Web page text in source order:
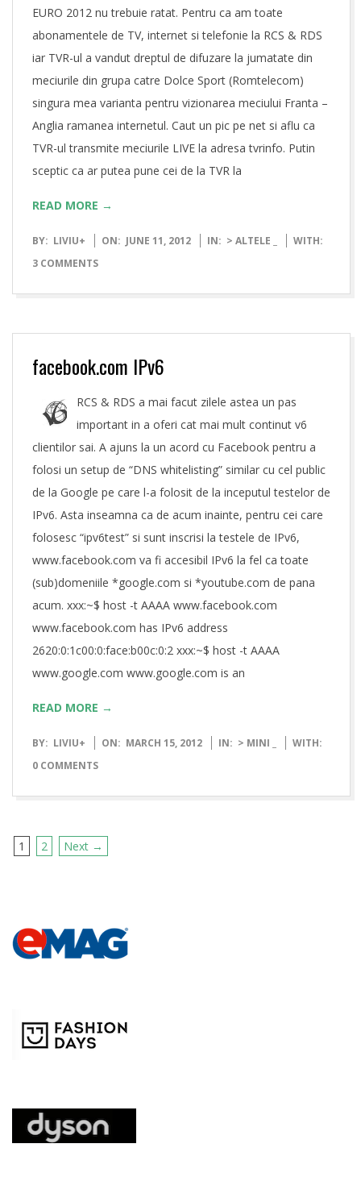
EURO 2012 nu trebuie ratat. Pentru ca am toate
abonamentele de TV, internet si telefonie la RCS & RDS
iar TVR-ul a vandut dreptul de difuzare la jumatate din
meciurile din grupa catre Dolce Sport (Romtelecom)
singura mea varianta pentru vizionarea meciului Franta –
Anglia ramanea internetul. Caut un pic pe net si aflu ca
TVR-ul transmite meciurile LIVE la adresa tvrinfo. Putin
sceptic ca ar putea pune cei de la TVR la
READ MORE →
2012-
06-
BY: LIVIU+ ON: JUNE 11, 2012 IN: > ALTELE _
WITH:
3 COMMENTS
facebook.com IPv6
RCS & RDS a mai facut zilele astea un pas
important in a oferi cat mai mult continut v6
clientilor sai. A ajuns la un acord cu Facebook pentru a
folosi un setup de “DNS whitelisting” similar cu cel public
de la Google pe care l-a folosit de la inceputul testelor de
IPv6. Asta inseamna ca de acum inainte, pentru cei care
folosesc “ipv6test” si sunt inscrisi la testele de IPv6,
www.facebook.com va fi accesibil IPv6 la fel ca toate
(sub)domeniile *google.com si *youtube.com de pana
acum. xxx:~$ host -t AAAA www.facebook.com
www.facebook.com has IPv6 address
2620:0:1c00:0:face:b00c:0:2 xxx:~$ host -t AAAA
www.google.com www.google.com is an
READ MORE →
2012-
03-
BY: LIVIU+ ON: MARCH 15, 2012 IN: > MINI _
WITH:
0 COMMENTS
1 2 Next →